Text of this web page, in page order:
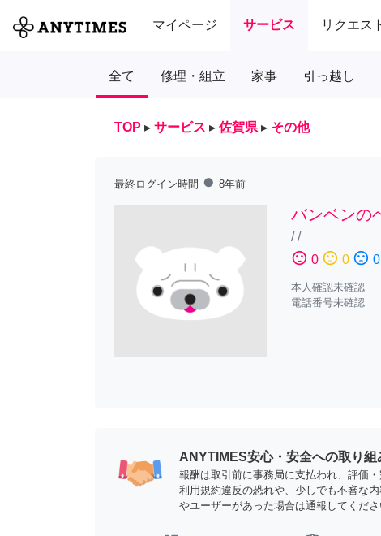
マイページ サービス リクエス
全て 修理・組立 家事 引っ越し
TOP ▸ サービス ▸ 佐賀県 ▸ その他
最終ログイン時間 fiber_manual_record 8年前
バンベンの
//
sentiment_satisfied 0 sentiment_neutral 0 sentiment_dissatisfied 0
本人確認未確認
電話番号未確認
ANYTIMES安心・安全への取り組
報酬は取引前に事務局に支払われ、評価・
利用規約違反の恐れや、少しでも不審な
やユーザーがあった場合は通報してくださ